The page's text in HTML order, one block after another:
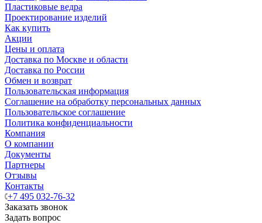
Пластиковые ведра
Проектирование изделий
Как купить
Акции
Цены и оплата
Доставка по Москве и области
Доставка по России
Обмен и возврат
Пользовательская информация
Соглашение на обработку персональных данных
Пользовательское соглашение
Политика конфиденциальности
Компания
О компании
Документы
Партнеры
Отзывы
Контакты
+7 495 032-76-32
Заказать звонок
Задать вопрос